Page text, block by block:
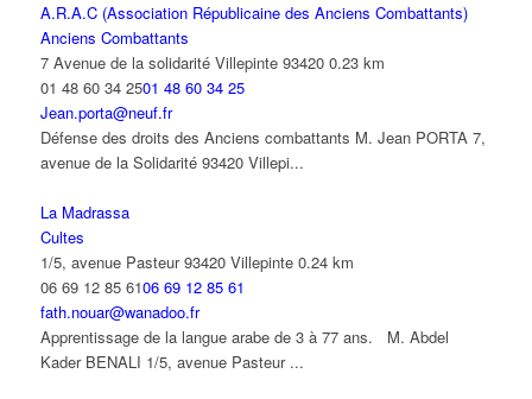
A.R.A.C (Association Républicaine des Anciens Combattants)
Anciens Combattants
7 Avenue de la solidarité Villepinte 93420 0.23 km
01 48 60 34 2501 48 60 34 25
Jean.porta@neuf.fr
Défense des droits des Anciens combattants M. Jean PORTA 7,
avenue de la Solidarité 93420 Villepi...
La Madrassa
Cultes
1/5, avenue Pasteur 93420 Villepinte 0.24 km
06 69 12 85 6106 69 12 85 61
fath.nouar@wanadoo.fr
Apprentissage de la langue arabe de 3 à 77 ans. M. Abdel
Kader BENALI 1/5, avenue Pasteur ...